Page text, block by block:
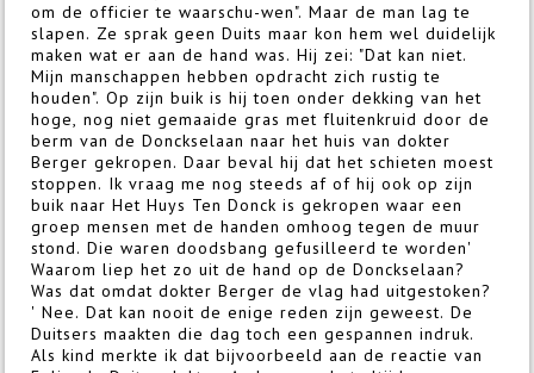
om de officier te waarschu-wen". Maar de man lag te
slapen. Ze sprak geen Duits maar kon hem wel duidelijk
maken wat er aan de hand was. Hij zei: "Dat kan niet.
Mijn manschappen hebben opdracht zich rustig te
houden". Op zijn buik is hij toen onder dekking van het
hoge, nog niet gemaaide gras met fluitenkruid door de
berm van de Donckselaan naar het huis van dokter
Berger gekropen. Daar beval hij dat het schieten moest
stoppen. Ik vraag me nog steeds af of hij ook op zijn
buik naar Het Huys Ten Donck is gekropen waar een
groep mensen met de handen omhoog tegen de muur
stond. Die waren doodsbang gefusilleerd te worden'
Waarom liep het zo uit de hand op de Donckselaan?
Was dat omdat dokter Berger de vlag had uitgestoken?
' Nee. Dat kan nooit de enige reden zijn geweest. De
Duitsers maakten die dag toch een gespannen indruk.
Als kind merkte ik dat bijvoorbeeld aan de reactie van